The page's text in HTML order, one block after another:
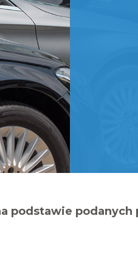
podstawie